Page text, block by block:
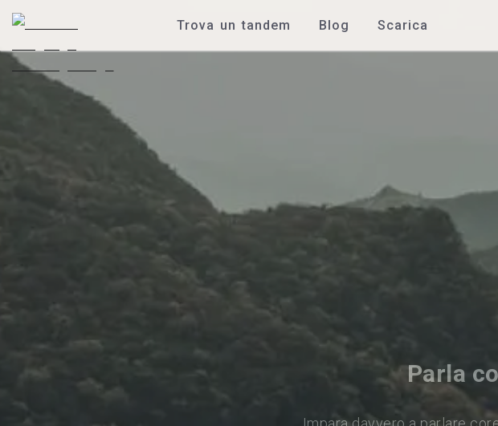
Trova un tandem Blog Scarica
Parla